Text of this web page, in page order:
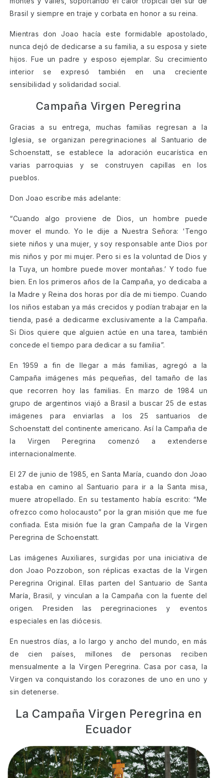
Brasil y siempre en traje y corbata en honor a su reina.
Mientras don Joao hacía este formidable apostolado,
nunca dejó de dedicarse a su familia, a su esposa y siete
hijos. Fue un padre y esposo ejemplar. Su crecimiento
interior se expresó también en una creciente
sensibilidad y solidaridad social.
Campaña Virgen Peregrina
Gracias a su entrega, muchas familias regresan a la
Iglesia, se organizan peregrinaciones al Santuario de
Schoenstatt, se establece la adoración eucarística en
varias parroquias y se construyen capillas en los
pueblos.
Don Joao escribe más adelante:
“Cuando algo proviene de Dios, un hombre puede
mover el mundo. Yo le dije a Nuestra Señora: ‘Tengo
siete niños y una mujer, y soy responsable ante Dios por
mis niños y por mi mujer. Pero si es la voluntad de Dios y
la Tuya, un hombre puede mover montañas.’ Y todo fue
bien. En los primeros años de la Campaña, yo dedicaba a
la Madre y Reina dos horas por día de mi tiempo. Cuando
los niños estaban ya más crecidos y podían trabajar en la
tienda, pasé a dedicarme exclusivamente a la Campaña.
Si Dios quiere que alguien actúe en una tarea, también
concede el tiempo para dedicar a su familia”.
En 1959 a fin de llegar a más familias, agregó a la
Campaña imágenes más pequeñas, del tamaño de las
que recorren hoy las familias. En marzo de 1984 un
grupo de argentinos viajó a Brasil a buscar 25 de estas
imágenes para enviarlas a los 25 santuarios de
Schoenstatt del continente americano. Así la Campaña de
la Virgen Peregrina comenzó a extenderse
internacionalmente.
El 27 de junio de 1985, en Santa María, cuando don Joao
estaba en camino al Santuario para ir a la Santa misa,
muere atropellado. En su testamento había escrito: “Me
ofrezco como holocausto” por la gran misión que me fue
confiada. Esta misión fue la gran Campaña de la Virgen
Peregrina de Schoenstatt.
Las imágenes Auxiliares, surgidas por una iniciativa de
don Joao Pozzobon, son réplicas exactas de la Virgen
Peregrina Original. Ellas parten del Santuario de Santa
María, Brasil, y vinculan a la Campaña con la fuente del
origen. Presiden las peregrinaciones y eventos
especiales en las diócesis.
En nuestros días, a lo largo y ancho del mundo, en más
de cien países, millones de personas reciben
mensualmente a la Virgen Peregrina. Casa por casa, la
Virgen va conquistando los corazones de uno en uno y
sin detenerse.
La Campaña Virgen Peregrina en
Ecuador